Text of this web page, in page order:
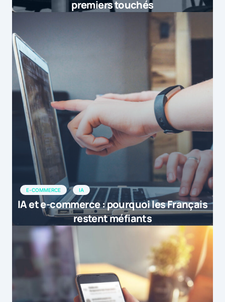
premiers touchés
E-COMMERCE IA
IA et e-commerce : pourquoi les Français
restent méfiants